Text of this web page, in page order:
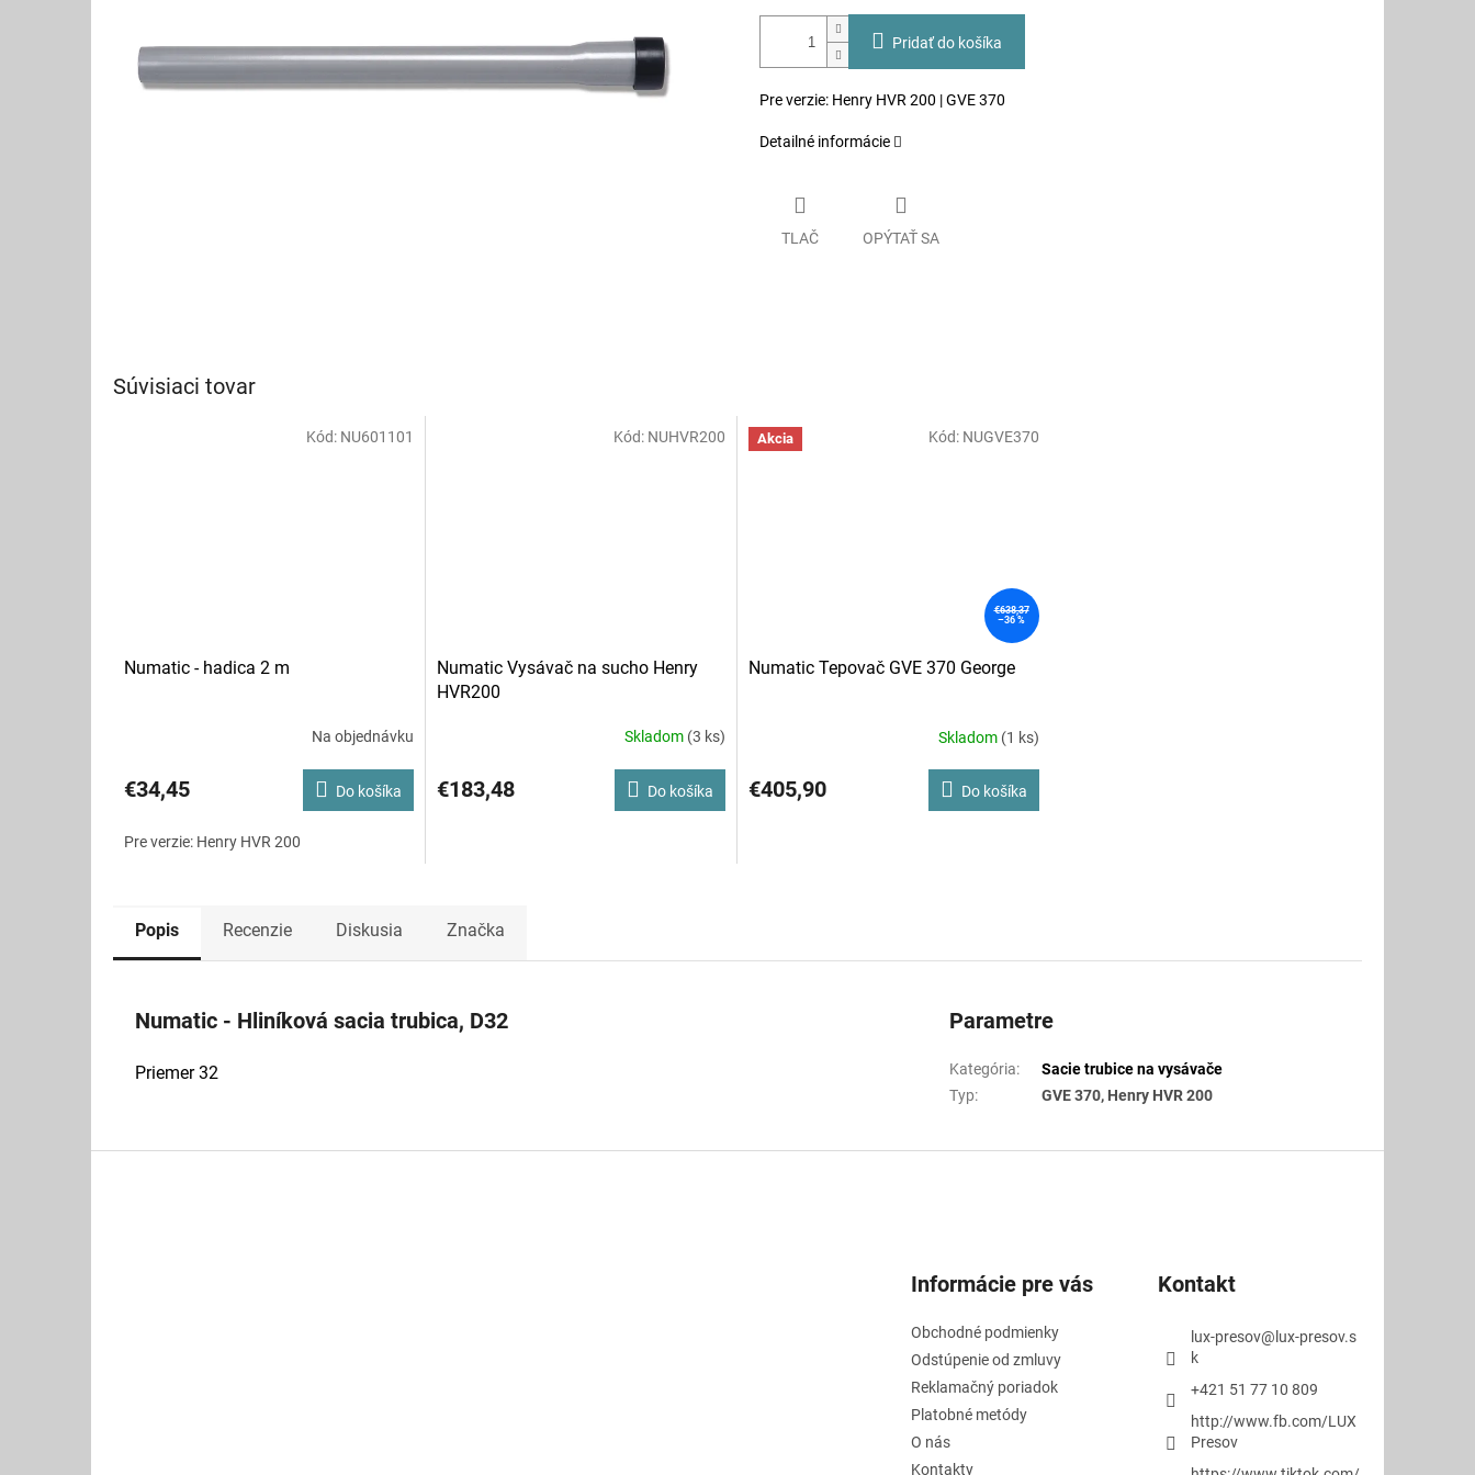
Pridať do košíka
Pre verzie: Henry HVR 200 | GVE 370
Detailné informácie
TLAČ OPÝTAŤ SA
Súvisiaci tovar
Numatic - hadica 2 m
Na objednávku
€34,45 Do košíka
Pre verzie: Henry HVR 200
Kód: NU601101
Numatic Vysávač na sucho Henry
HVR200
Skladom (3 ks)
€183,48 Do košíka
Kód: NUHVR200 Akcia
€638,37
–36 %
Numatic Tepovač GVE 370 George
Skladom (1 ks)
€405,90 Do košíka
Kód: NUGVE370
Popis Recenzie Diskusia Značka
Numatic - Hliníková sacia trubica, D32
Priemer 32
Parametre
Kategória:
Sacie trubice na vysávače
Typ: GVE 370, Henry HVR 200
Informácie pre vás
Obchodné podmienky
Odstúpenie od zmluvy
Reklamačný poriadok
Platobné metódy
O nás
Kontakty
Kontakt
lux-presov@lux-presov.s
k
+421 51 77 10 809
http://www.fb.com/LUX
Presov